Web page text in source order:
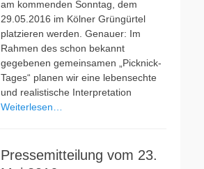
am kommenden Sonntag, dem
29.05.2016 im Kölner Grüngürtel
platzieren werden. Genauer: Im
Rahmen des schon bekannt
gegebenen gemeinsamen „Picknick-
Tages“ planen wir eine lebensechte
und realistische Interpretation
Weiterlesen…
Pressemitteilung vom 23.